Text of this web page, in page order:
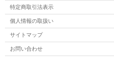
特定商取引法表示
個人情報の取扱い
サイトマップ
お問い合わせ